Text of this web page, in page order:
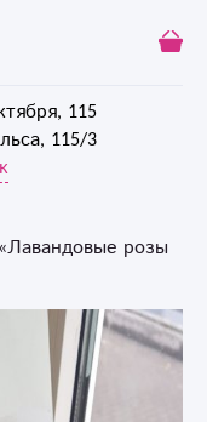
115
115/3
«Лавандовые розы